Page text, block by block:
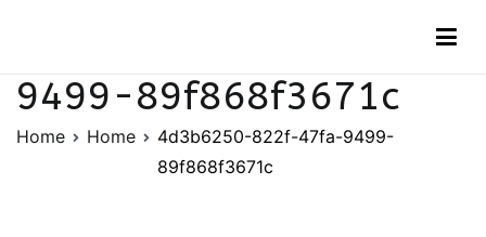
4d3b6250-822f-47fa-
9499-89f868f3671c
Home Home
4d3b6250-822f-47fa-9499-
89f868f3671c